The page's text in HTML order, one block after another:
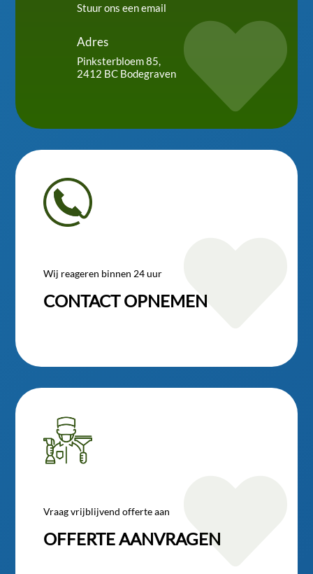
Stuur ons een email
Adres
Pinksterbloem 85,
2412 BC Bodegraven

Wij reageren binnen 24 uur
CONTACT OPNEMEN
Vraag vrijblijvend offerte aan
OFFERTE AANVRAGEN
